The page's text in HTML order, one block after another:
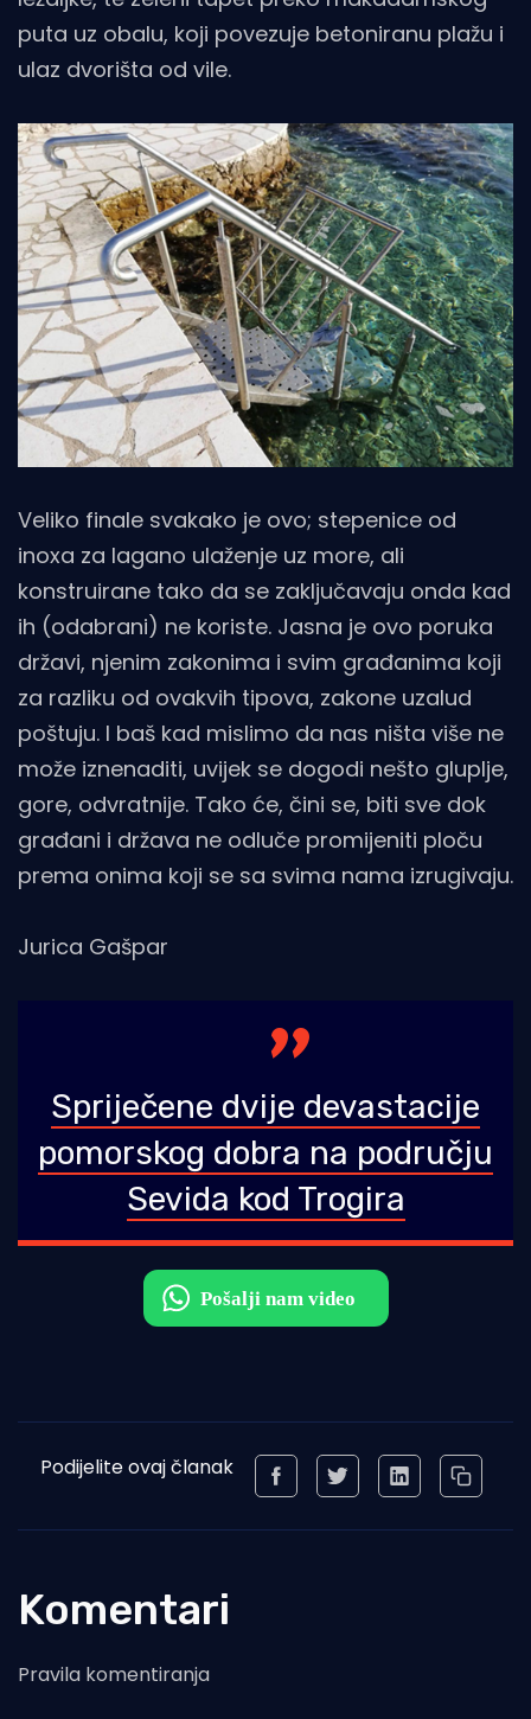
puta uz obalu, koji povezuje betoniranu plažu i
ulaz dvorišta od vile.
Veliko finale svakako je ovo; stepenice od
inoxa za lagano ulaženje uz more, ali
konstruirane tako da se zaključavaju onda kad
ih (odabrani) ne koriste. Jasna je ovo poruka
državi, njenim zakonima i svim građanima koji
za razliku od ovakvih tipova, zakone uzalud
poštuju. I baš kad mislimo da nas ništa više ne
može iznenaditi, uvijek se dogodi nešto gluplje,
gore, odvratnije. Tako će, čini se, biti sve dok
građani i država ne odluče promijeniti ploču
prema onima koji se sa svima nama izrugivaju.
Jurica Gašpar
Spriječene dvije devastacije
pomorskog dobra na području
Sevida kod Trogira
Podijelite ovaj članak
Komentari
Pravila komentiranja